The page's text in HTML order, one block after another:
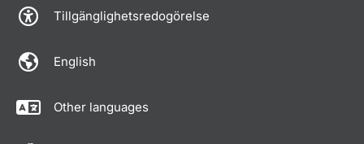
Tillgänglighetsredogörelse
English
Other languages